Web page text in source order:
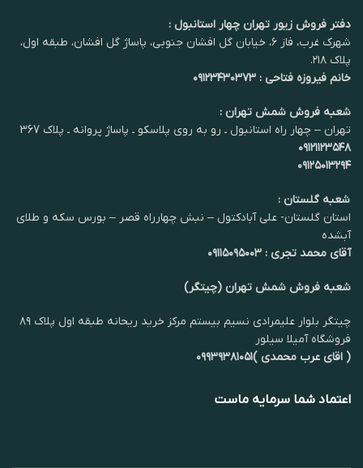
دفتر فروش زیور تهران چهار استانبول :
شهرک غرب، فاز ۶، خیابان گل افشان جنوبی، پاساژ گل افشان، طبقه اول،
پلاک ۲۱۸.
خانم فیروزه فتاحی : ۰۹۱۲۳۴۳۰۳۷۳
شعبه فروش شمش تهران :
تهران – چهار راه استانبول ـ رو به روی پلاسکو ـ پاساژ پروانه ـ پلاک 367
۰۹۱۲۱۱۲۳۵۴۸
۰۹۱۲۵۰۱۳۲۹۴
شعبه گلستان :
استان گلستان- علی آبادکتول – نبش چهارراه قصر – بورس سکه و طلای
آبشده
آقای محمد تجری : ۰۹۱۱۵۰۹۵۰۰۳
شعبه فروش شمش تهران (چیتگر)
چیتگر بلوار علیمرادی نسیم بیستم مرکز خرید ریحانه طبقه اول پلاک ۸۹
فروشگاه آمیلا سیلور
( اقای عرب محمدی )۰۹۹۳۹۳۸۱۰۵۱
اعتماد شما سرمایه ماست